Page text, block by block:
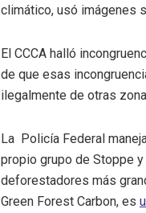
climático, usó imágenes
El CCCA halló
de que esas
ilegalmente de otras
La Policía Federal
propio grupo de Stoppe
deforestadores más
Green Forest Carbon, es